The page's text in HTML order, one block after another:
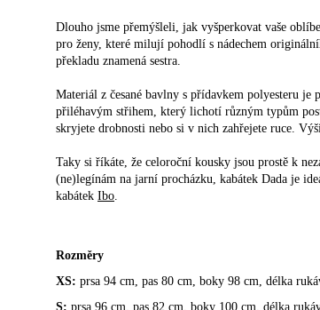
Dlouho jsme přemýšleli, jak vyšperkovat vaše
pro ženy, které milují pohodlí s nádechem
překladu znamená sestra.
Materiál z česané bavlny s přídavkem polyesteru
přiléhavým střihem, který lichotí různým typům
skryjete drobnosti nebo si v nich zahřejete ruce.
Taky si říkáte, že celoroční kousky jsou prostě k
(ne)legínám na jarní procházku, kabátek Dada je
kabátek Ibo
Rozměry
XS: prsa 94 cm, pas 80 cm, boky 98 cm, délka
S: prsa 96 cm, pas 82 cm, boky 100 cm, délka